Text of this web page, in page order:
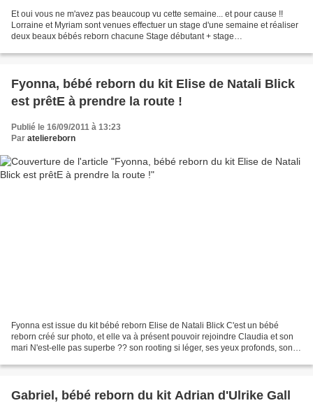
Et oui vous ne m'avez pas beaucoup vu cette semaine... et pour cause !!
Lorraine et Myriam sont venues effectuer un stage d'une semaine et réaliser
deux beaux bébés reborn chacune Stage débutant + stage
Fyonna, bébé reborn du kit Elise de Natali Blick
est prêtE à prendre la route !
Publié le 16/09/2011 à 13:23
Par ateliereborn
Fyonna est issue du kit bébé reborn Elise de Natali Blick C'est un bébé
reborn créé sur photo, et elle va à présent pouvoir rejoindre Claudia et son
mari N'est-elle pas superbe ?? son rooting si léger, ses yeux profonds, son
Gabriel, bébé reborn du kit Adrian d'Ulrike Gall